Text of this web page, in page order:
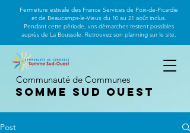
Somme Sud Ouest
Fermeture estivale des France Services de Poix-de-Picardie
et de Beaucamps-le-Vieux du 10 au 21 août inclus.
Pendant cette période, vos démarches restent possibles
auprès de La Boussole. Retrouvez son planning sur le site.
Communauté de Communes
Post